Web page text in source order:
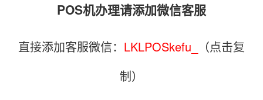
POS机办理请添加微信客服
直接添加客服微信： LKLPOSkefu_
（点击复
制）